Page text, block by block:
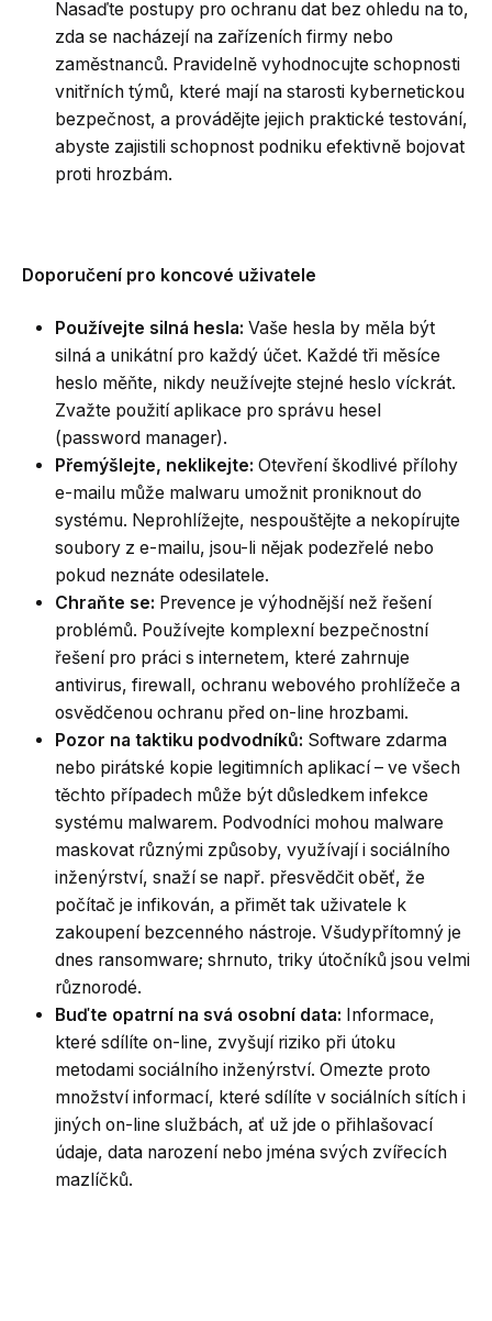
Nasaďte postupy pro ochranu dat bez ohledu na to,
zda se nacházejí na zařízeních firmy nebo
zaměstnanců. Pravidelně vyhodnocujte schopnosti
vnitřních týmů, které mají na starosti kybernetickou
bezpečnost, a provádějte jejich praktické testování,
abyste zajistili schopnost podniku efektivně bojovat
proti hrozbám.
Doporučení pro koncové uživatele
Používejte silná hesla: Vaše hesla by měla být
silná a unikátní pro každý účet. Každé tři měsíce
heslo měňte, nikdy neužívejte stejné heslo víckrát.
Zvažte použití aplikace pro správu hesel
(password manager).
Přemýšlejte, neklikejte: Otevření škodlivé přílohy
e-mailu může malwaru umožnit proniknout do
systému. Neprohlížejte, nespouštějte a nekopírujte
soubory z e-mailu, jsou-li nějak podezřelé nebo
pokud neznáte odesilatele.
Chraňte se: Prevence je výhodnější než řešení
problémů. Používejte komplexní bezpečnostní
řešení pro práci s internetem, které zahrnuje
antivirus, firewall, ochranu webového prohlížeče a
osvědčenou ochranu před on-line hrozbami.
Pozor na taktiku podvodníků: Software zdarma
nebo pirátské kopie legitimních aplikací – ve všech
těchto případech může být důsledkem infekce
systému malwarem. Podvodníci mohou malware
maskovat různými způsoby, využívají i sociálního
inženýrství, snaží se např. přesvědčit oběť, že
počítač je infikován, a přimět tak uživatele k
zakoupení bezcenného nástroje. Všudypřítomný je
dnes ransomware; shrnuto, triky útočníků jsou velmi
různorodé.
Buďte opatrní na svá osobní data: Informace,
které sdílíte on-line, zvyšují riziko při útoku
metodami sociálního inženýrství. Omezte proto
množství informací, které sdílíte v sociálních sítích i
jiných on-line službách, ať už jde o přihlašovací
údaje, data narození nebo jména svých zvířecích
mazlíčků.